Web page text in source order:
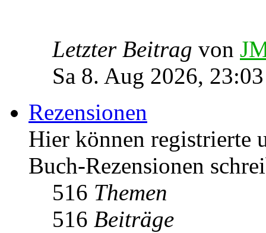
Letzter Beitrag von
Sa 8. Aug 2026, 23:03
Rezensionen
Hier können registrierte
Buch-Rezensionen
516 Themen
516 Beiträge